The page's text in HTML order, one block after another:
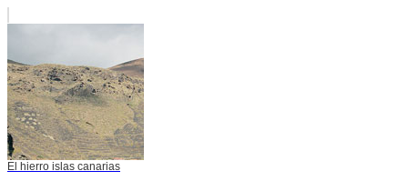
El hierro islas canarias